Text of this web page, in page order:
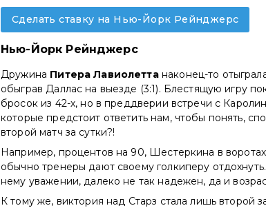
Сделать ставку на Нью-Йорк Рейнджерс
Нью-Йорк Рейнджерс
Дружина Питера Лавиолеттанаконец-то
обыграв Даллас на выезде (3:1). Блестящую игру
бросок из 42-х, но в преддверии встречи с
которые предстоит ответить нам, чтобы понять,
второй матч за сутки?!
Например, процентов на 90, Шестеркина в
обычно тренеры дают своему голкиперу
нему уважении, далеко не так надежен, да и
К тому же, виктория над Старз стала лишь второй